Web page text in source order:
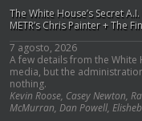
The White House’s Secret
METR’s Chris Painter + The
7 agosto, 2026
A few details from the White
media, but the
nothing.
Kevin Roose, Casey Newton,
McMurran, Dan Powell,